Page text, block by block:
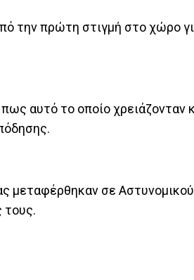
την πρώτη στιγμή στο χώρο
αυτό το οποίο χρειάζονταν
μεταφέρθηκαν σε
τους.